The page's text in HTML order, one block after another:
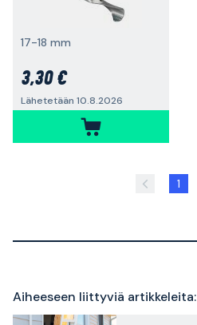
17-18 mm
3,30 €
Lähetetään 10.8.2026
1
Aiheeseen liittyviä artikkeleita: